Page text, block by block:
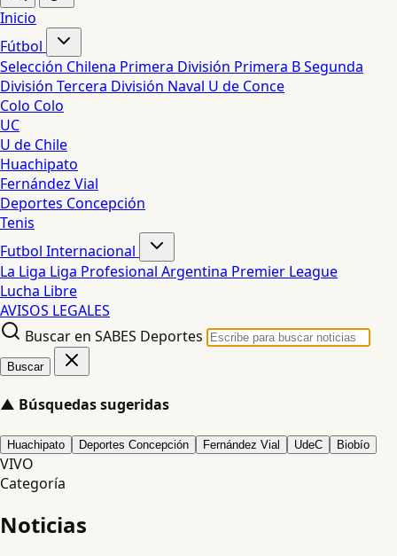
Inicio
Fútbol
Selección Chilena Primera División Primera BSegunda
División Tercera División Naval U de Conce
Colo Colo
UC
U de Chile
Huachipato
Fernández Vial
Deportes Concepción
Tenis
Futbol Internacional
La Liga Liga Profesional Argentina Premier League
Lucha Libre
AVISOS LEGALES
Buscar en SABES Deportes
Buscar
▲ Búsquedas sugeridas
Huachipato Deportes Concepción Fernández Vial UdeC Biobío
VIVO
Categoría
Noticias